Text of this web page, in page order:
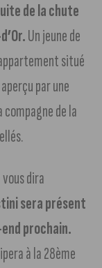
de la chute
Un jeune de
situé
par une
compagne de la
dira
sera présent
prochain.
à la 28ème